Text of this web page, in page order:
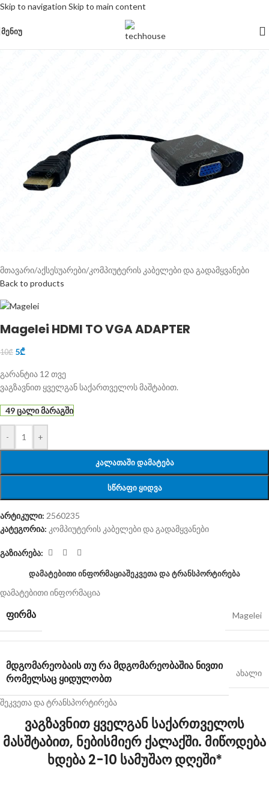
Skip to navigation Skip to main content
ᲛᲔᲜᲘᲣ
-50%
მთავარი/აქსესუარები/კომპიუტერის კაბელები და გადამყვანები
Back to products
Magelei HDMI TO VGA ADAPTER
10₾ 5₾
გარანტია 12 თვე
ვაგზავნით ყველგან საქართველოს მაშტაბით.
49 ცალი მარაგში
- +
ᲙᲐᲚᲐᲗᲐᲨᲘ ᲓᲐᲛᲐᲢᲔᲑᲐ
ᲡᲬᲠᲐᲤᲘ ᲧᲘᲓᲕᲐ
არტიკული: 2560235
კატეგორია: კომპიუტერის კაბელები და გადამყვანები
გაზიარება:
ᲓᲐᲛᲐᲢᲔᲑᲘᲗᲘ ᲘᲜᲤᲝᲠᲛᲐᲪᲘᲐᲨᲔᲙᲕᲔᲗᲐ ᲓᲐ ᲢᲠᲐᲜᲡᲞᲝᲠᲢᲘᲠᲔᲑᲐ
დამატებითი ინფორმაცია
ᲤᲘᲠᲛᲐ Magelei
ᲛᲓᲒᲝᲛᲐᲠᲔᲝᲑᲐᲘᲡ ᲗᲣ ᲠᲐ ᲛᲓᲒᲝᲛᲐᲠᲔᲝᲑᲐᲨᲘᲐ ᲜᲘᲕᲗᲘ
ᲠᲝᲛᲔᲚᲡᲐᲪ ᲧᲘᲓᲣᲚᲝᲑᲗ
ახალი
შეკვეთა და ტრანსპორტირება
ვაგზავნით ყველგან საქართველოს
მასშტაბით, ნებისმიერ ქალაქში. მიწოდება
ხდება 2-10 სამუშაო დღეში*